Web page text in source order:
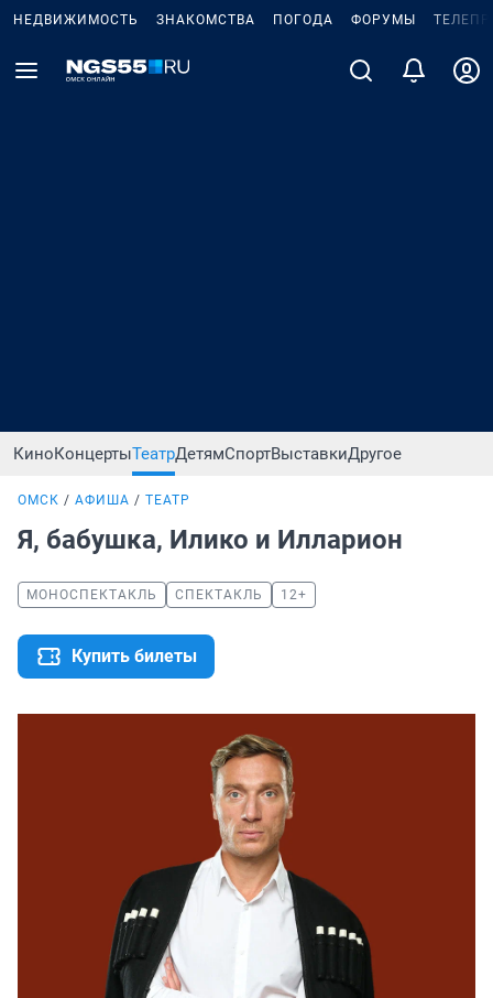
НЕДВИЖИМОСТЬ ЗНАКОМСТВА ПОГОДА ФОРУМЫ
КиноКонцертыТеатрДетямСпортВыставкиДругое
ОМСК АФИША ТЕАТР
Я, бабушка, Илико и Илларион
МОНОСПЕКТАКЛЬ СПЕКТАКЛЬ 12+
Купить билеты